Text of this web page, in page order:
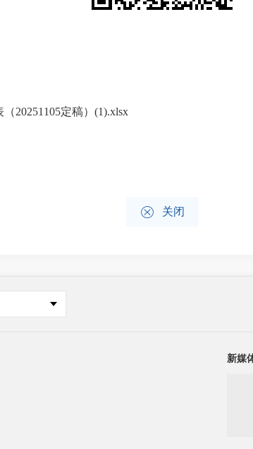
20251105定稿）(1).xlsx
 关闭
新媒